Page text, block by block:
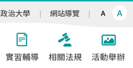
政治大學 網站導覽 A A
實習輔導 相關法規 活動舉辦